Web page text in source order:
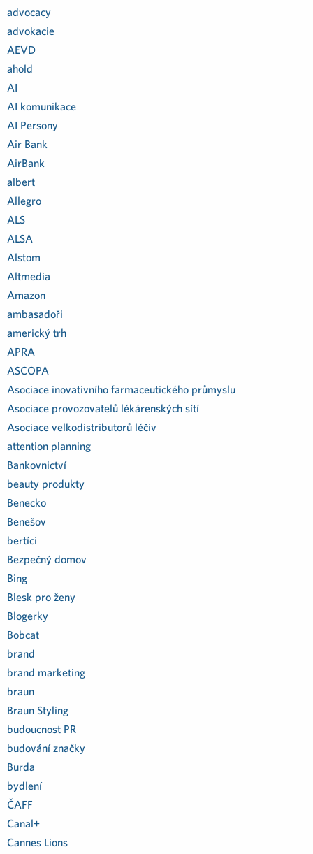
advocacy
advokacie
AEVD
ahold
AI
AI komunikace
AI Persony
Air Bank
AirBank
albert
Allegro
ALS
ALSA
Alstom
Altmedia
Amazon
ambasadoři
americký trh
APRA
ASCOPA
Asociace inovativního farmaceutického průmyslu
Asociace provozovatelů lékárenských sítí
Asociace velkodistributorů léčiv
attention planning
Bankovnictví
beauty produkty
Benecko
Benešov
bertíci
Bezpečný domov
Bing
Blesk pro ženy
Blogerky
Bobcat
brand
brand marketing
braun
Braun Styling
budoucnost PR
budování značky
Burda
bydlení
ČAFF
Canal+
Cannes Lions